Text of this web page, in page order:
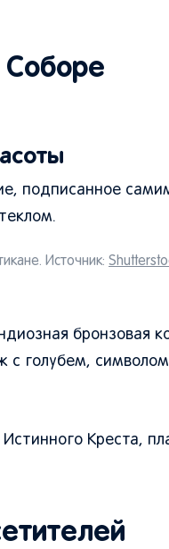
Соборе
подписанное
Источник:
бронзовая
с голубем,
Креста,